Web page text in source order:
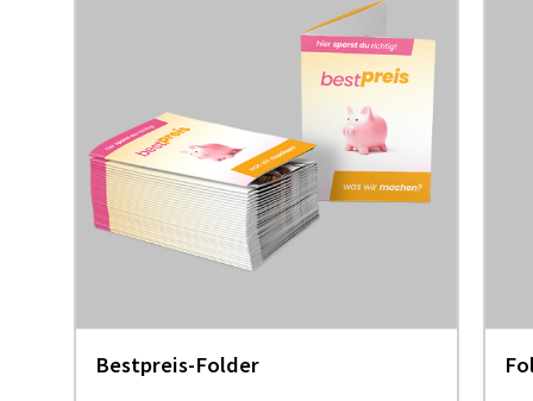
Bestpreis-Folder